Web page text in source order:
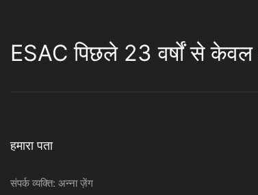
ESAC पिछले 23 वर्षों से
हमारा पता
संपर्क व्यक्ति: अन्ना ज़ेंग